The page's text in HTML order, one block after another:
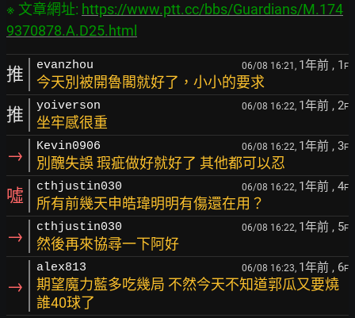
※ 文章網址: https://www.ptt.cc/bbs/Guardians/M.174
9370878.A.D25.html
推 evanzhou 06/08 16:21, 1年前 , 1 F
今天別被開魯閣就好了，小小的要求
推 yoiverson 06/08 16:22, 1年前 , 2F
坐牢感很重
→ Kevin0906 06/08 16:22, 1年前 , 3F
別醜失誤 瑕疵做好就好了 其他都可以忍
噓 cthjustin030 06/08 16:22, 1年前 , 4F
所有前幾天申皓瑋明明有傷還在用？
→ cthjustin030 06/08 16:22, 1年前 , 5F
然後再來協尋一下阿好
→
alex813 06/08 16:23, 1年前 , 6F
期望魔力藍多吃幾局 不然今天不知道郭瓜又要燒
誰40球了